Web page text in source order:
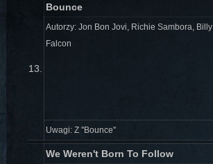
13.
Bounce
Autorzy: Jon Bon Jovi, Richie Sambora, Billy
Falcon
Uwagi: Z ''Bounce''
We Weren't Born To Follow